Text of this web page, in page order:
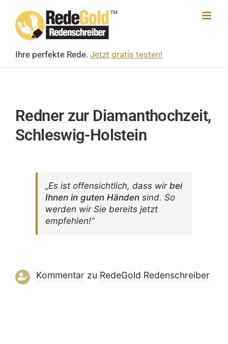
content
Ihre perfekte Rede. Jetzt gratis testen!
Redner zur Diamanthochzeit,
Schleswig-Holstein
„Es ist offen­sicht­lich, dass wir bei
Ihnen in guten Händensind. So
werden wir Sie bereits jetzt
empfehlen!“
Kommentarzu RedeGold Reden­schreiber